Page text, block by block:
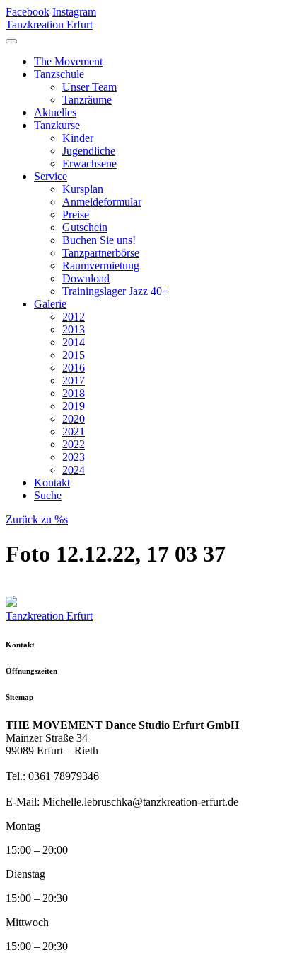
Facebook Instagram
Tanzkreation Erfurt
The Movement
Tanzschule
Unser Team
Tanzräume
Aktuelles
Tanzkurse
Kinder
Jugendliche
Erwachsene
Service
Kursplan
Anmeldeformular
Preise
Gutschein
Buchen Sie uns!
Tanzpartnerbörse
Raumvermietung
Download
Trainingslager Jazz 40+
Galerie
2012
2013
2014
2015
2016
2017
2018
2019
2020
2021
2022
2023
2024
Kontakt
Suche
Zurück zu %s
Foto 12.12.22, 17 03 37
Tanzkreation Erfurt
Kontakt
Öffnungszeiten
Sitemap
THE MOVEMENT Dance Studio Erfurt GmbH
Mainzer Straße 34
99089 Erfurt – Rieth
Tel.: 0361 78979346
E-Mail: Michelle.lebruschka@tanzkreation-erfurt.de
Montag
15:00 – 20:00
Dienstag
15:00 – 20:30
Mittwoch
15:00 – 20:30